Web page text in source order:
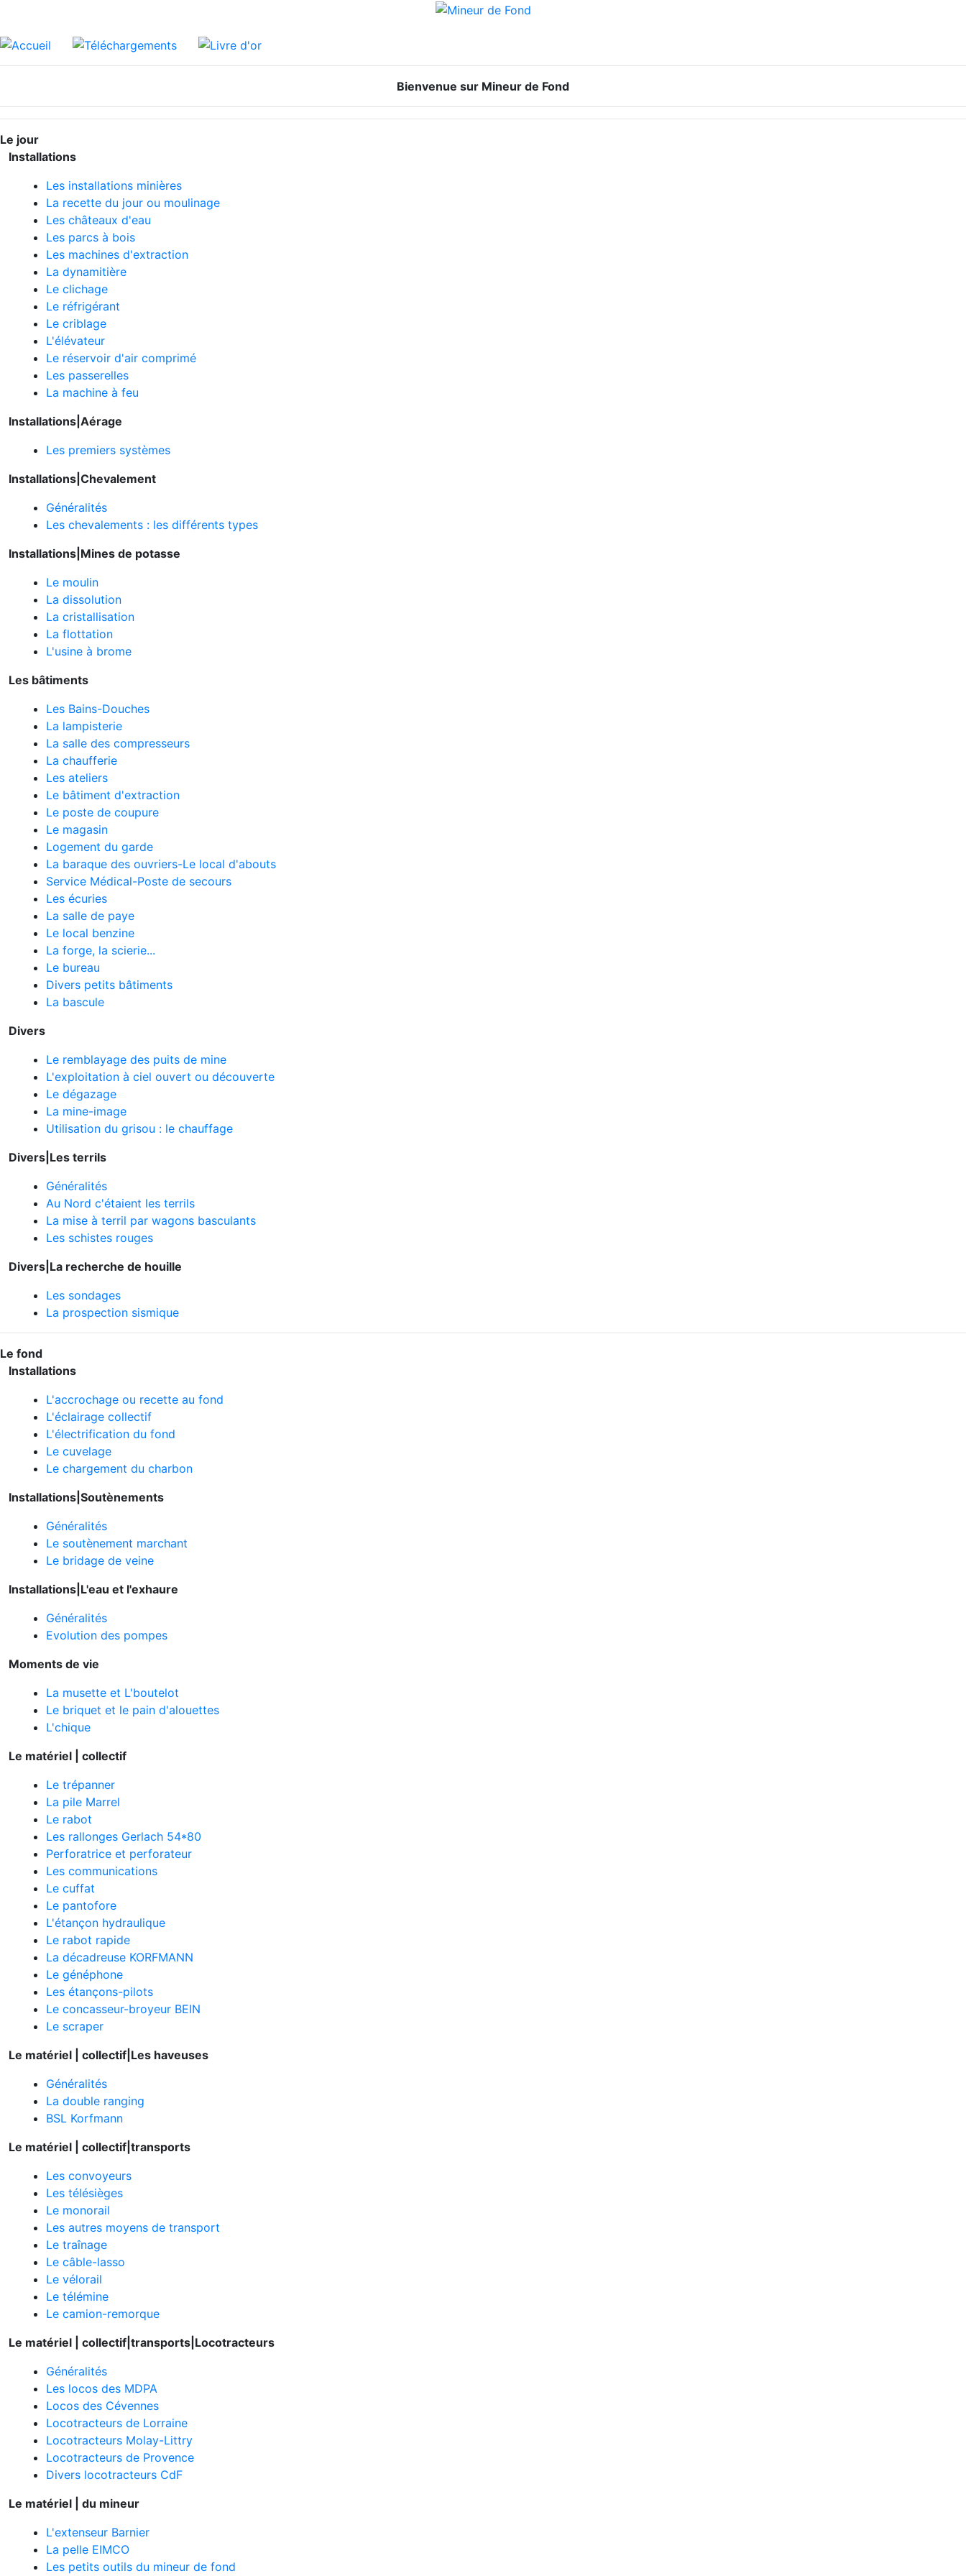
Bienvenue sur Mineur de Fond
Le jour
Installations
Les installations minières
La recette du jour ou moulinage
Les châteaux d'eau
Les parcs à bois
Les machines d'extraction
La dynamitière
Le clichage
Le réfrigérant
Le criblage
L'élévateur
Le réservoir d'air comprimé
Les passerelles
La machine à feu
Installations|Aérage
Les premiers systèmes
Installations|Chevalement
Généralités
Les chevalements : les différents types
Installations|Mines de potasse
Le moulin
La dissolution
La cristallisation
La flottation
L'usine à brome
Les bâtiments
Les Bains-Douches
La lampisterie
La salle des compresseurs
La chaufferie
Les ateliers
Le bâtiment d'extraction
Le poste de coupure
Le magasin
Logement du garde
La baraque des ouvriers-Le local d'abouts
Service Médical-Poste de secours
Les écuries
La salle de paye
Le local benzine
La forge, la scierie...
Le bureau
Divers petits bâtiments
La bascule
Divers
Le remblayage des puits de mine
L'exploitation à ciel ouvert ou découverte
Le dégazage
La mine-image
Utilisation du grisou : le chauffage
Divers| Les terrils
Généralités
Au Nord c'étaient les terrils
La mise à terril par wagons basculants
Les schistes rouges
Divers|La recherche de houille
Les sondages
La prospection sismique
Le fond
Installations
L'accrochage ou recette au fond
L'éclairage collectif
L'électrification du fond
Le cuvelage
Le chargement du charbon
Installations| Soutènements
Généralités
Le soutènement marchant
Le bridage de veine
Installations|L'eau et l'exhaure
Généralités
Evolution des pompes
Moments de vie
La musette et L'boutelot
Le briquet et le pain d'alouettes
L'chique
Le matériel | collectif
Le trépanner
La pile Marrel
Le rabot
Les rallonges Gerlach 54*80
Perforatrice et perforateur
Les communications
Le cuffat
Le pantofore
L'étançon hydraulique
Le rabot rapide
La décadreuse KORFMANN
Le généphone
Les étançons-pilots
Le concasseur-broyeur BEIN
Le scraper
Le matériel | collectif|Les haveuses
Généralités
La double ranging
BSL Korfmann
Le matériel | collectif|transports
Les convoyeurs
Les télésièges
Le monorail
Les autres moyens de transport
Le traînage
Le câble-lasso
Le vélorail
Le télémine
Le camion-remorque
Le matériel | collectif|transports|Locotracteurs
Généralités
Les locos des MDPA
Locos des Cévennes
Locotracteurs de Lorraine
Locotracteurs Molay-Littry
Locotracteurs de Provence
Divers locotracteurs CdF
Le matériel | du mineur
L'extenseur Barnier
La pelle EIMCO
Les petits outils du mineur de fond